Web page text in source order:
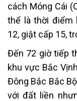
cách Móng Cái
thể là thời điểm
12, giật cấp 15,
Đến 72 giờ tiếp
khu vực Bắc
Đông Bắc Bắc
với đất liền